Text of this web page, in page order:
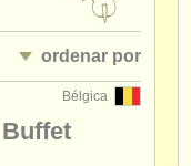
ordenar por
• publicado
Bélgica